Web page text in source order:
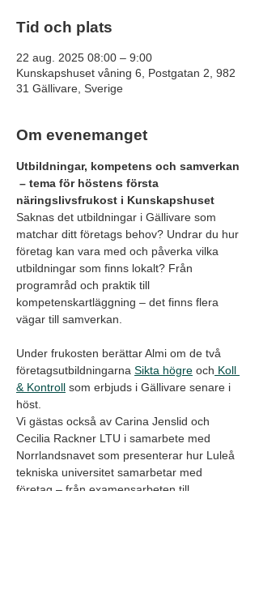
Tid och plats
22 aug. 2025 08:00 – 9:00
Kunskapshuset våning 6, Postgatan 2, 982
31 Gällivare, Sverige
Om evenemanget
Utbildningar, kompetens och samverkan
– tema för höstens första
näringslivsfrukost i Kunskapshuset
Saknas det utbildningar i Gällivare som
matchar ditt företags behov? Undrar du hur
företag kan vara med och påverka vilka
utbildningar som finns lokalt? Från
programråd och praktik till
kompetenskartläggning – det finns flera
vägar till samverkan.
Under frukosten berättar Almi om de två
företagsutbildningarna Sikta högre och Koll
& Kontroll som erbjuds i Gällivare senare i
höst.
Vi gästas också av Carina Jenslid och
Cecilia Rackner LTU i samarbete med
Norrlandsnavet som presenterar hur Luleå
tekniska universitet samarbetar med
företag – från examensarbeten till